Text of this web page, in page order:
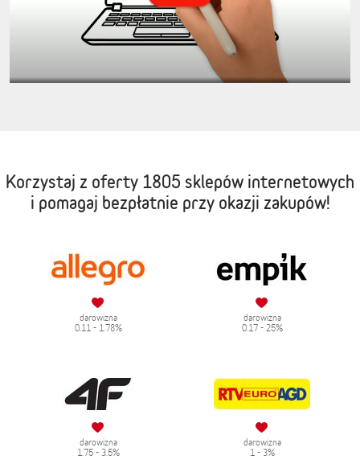
Korzystaj z oferty 1805 sklepów internetowych
i pomagaj bezpłatnie przy okazji zakupów!
darowizna
0.11 - 1.78%
darowizna
0.17 - 25%
darowizna
1.75 - 3.5%
darowizna
1 - 3%